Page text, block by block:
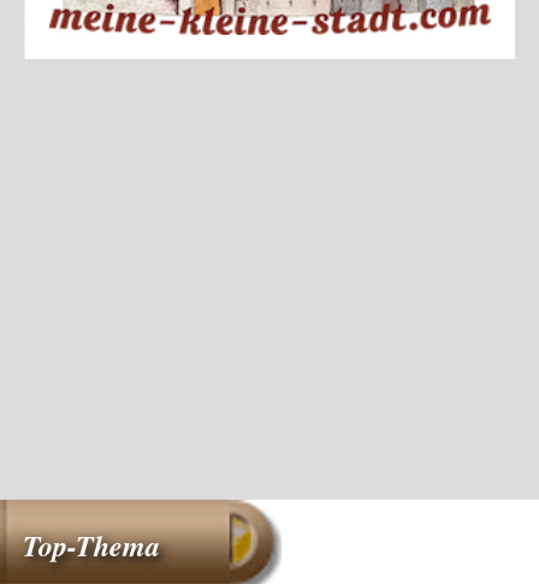
Top-Thema